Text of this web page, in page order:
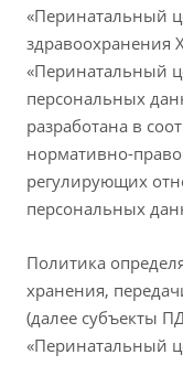
«Перинатальный
здравоохранения
«Перинатальный
персональных
разработана в
нормативно-
регулирующих
персональных
Политика
хранения,
(далее субъекты
«Перинатальный